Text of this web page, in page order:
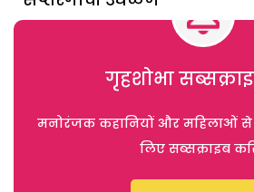
गृहशोभा
मनोरंजक कहानियों और महिलाओं
लिए सब्सक्राइब